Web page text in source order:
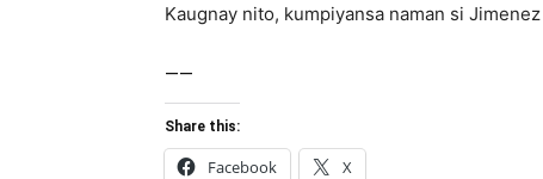
Kaugnay nito, kumpiyansa naman si
——
Share this:
Facebook X